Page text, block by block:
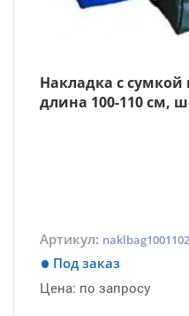
Накладка с сумкой
длина 100-110 см,
Артикул:
Под заказ
Цена: по запросу